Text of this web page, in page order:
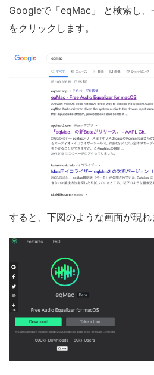
Googleで「eqMac」 と検索し、
をクリックします。
すると、下図のような画面が現れ